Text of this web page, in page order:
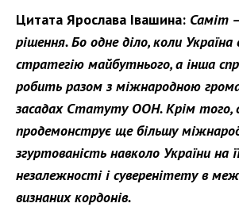
Цитата Ярослава Івашина: Саміт
рішення. Бо одне діло, коли
стратегію майбутнього, а інша
робить разом з міжнародною
засадах Статуту ООН. Крім того,
продемонструє ще більшу
згуртованість навколо України на
незалежності і суверенітету в
визнаних кордонів.